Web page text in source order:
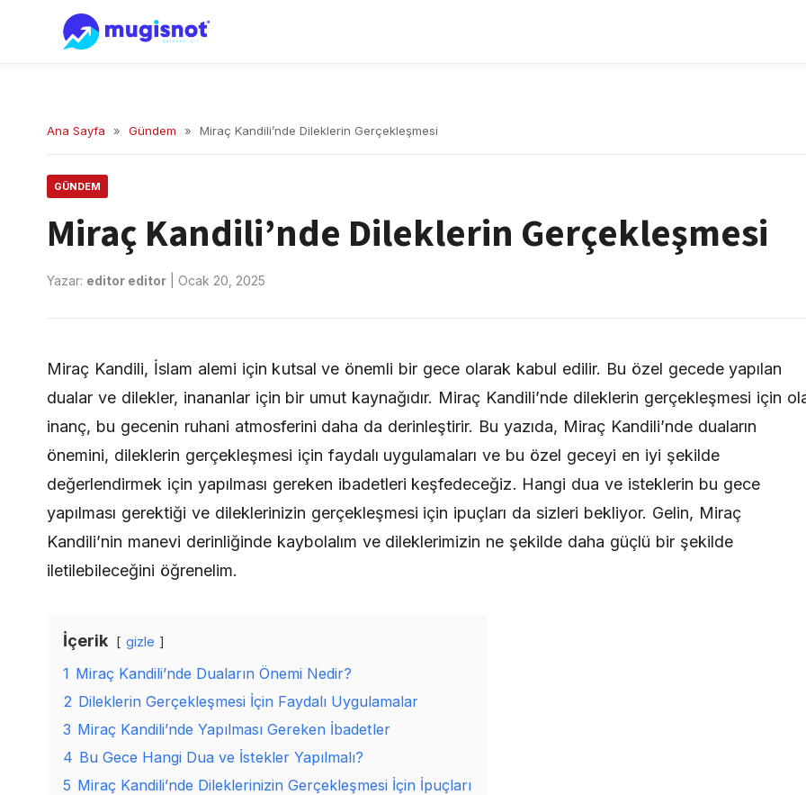
Ana Sayfa » Gündem » Miraç Kandili’nde Dileklerin Gerçekleşmesi
GÜNDEM
Miraç Kandili’nde Dileklerin Gerçekleşmesi
Yazar: editor editor Ocak 20, 2025
Miraç Kandili, İslam alemi için kutsal ve önemli bir gece olarak kabul edilir. Bu özel gecede yapılan
dualar ve dilekler, inananlar için bir umut kaynağıdır. Miraç Kandili’nde dileklerin gerçekleşmesi için
inanç, bu gecenin ruhani atmosferini daha da derinleştirir. Bu yazıda, Miraç Kandili’nde duaların
önemini, dileklerin gerçekleşmesi için faydalı uygulamaları ve bu özel geceyi en iyi şekilde
değerlendirmek için yapılması gereken ibadetleri keşfedeceğiz. Hangi dua ve isteklerin bu gece
yapılması gerektiği ve dileklerinizin gerçekleşmesi için ipuçları da sizleri bekliyor. Gelin, Miraç
Kandili’nin manevi derinliğinde kaybolalım ve dileklerimizin ne şekilde daha güçlü bir şekilde
iletilebileceğini öğrenelim.
İçerik gizle
1 Miraç Kandili’nde Duaların Önemi Nedir?
2 Dileklerin Gerçekleşmesi İçin Faydalı Uygulamalar
3 Miraç Kandili’nde Yapılması Gereken İbadetler
4 Bu Gece Hangi Dua ve İstekler Yapılmalı?
5 Miraç Kandili’nde Dileklerinizin Gerçekleşmesi İçin İpuçları